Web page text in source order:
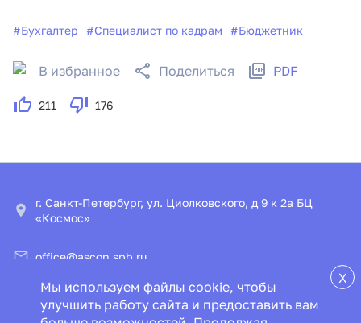
#Бухгалтер #Специалист по кадрам #Бюджетник
В избранное Поделиться PDF
211 176
X
Мы используем файлы cookie, чтобы
улучшить работу сайта и предоставить вам
г. Санкт-Петербург, ул. Циолковского, д 9 к 2а БЦ
«Космос»
office@ascon.spb.ru
© ООО «ИПЦ «Консультант+Аскон»